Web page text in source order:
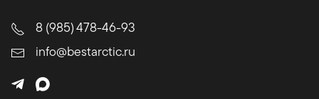
8 (985) 478-46-93
info@bestarctic.ru